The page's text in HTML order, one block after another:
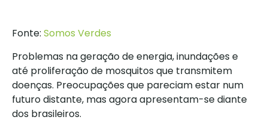
Fonte: Somos Verdes
Problemas na geração de energia, inundações e
até proliferação de mosquitos que transmitem
doenças. Preocupações que pareciam estar num
futuro distante, mas agora apresentam-se diante
dos brasileiros.